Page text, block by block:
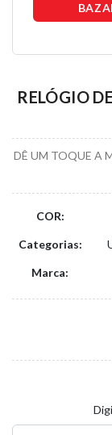
RELÓGIO
DÊ UM TOQUE A
COR:
Categorias:
Marca: